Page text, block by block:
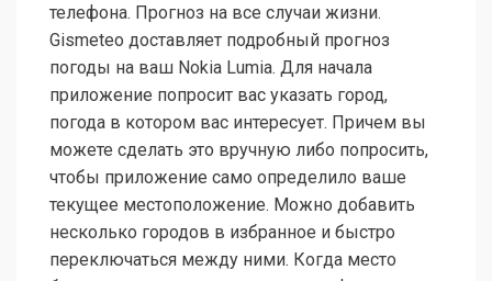
телефона. Прогноз на все случаи жизни.
Gismeteo доставляет подробный прогноз
погоды на ваш Nokia Lumia. Для начала
приложение попросит вас указать город,
погода в котором вас интересует. Причем вы
можете сделать это вручную либо попросить,
чтобы приложение само определило ваше
текущее местоположение. Можно добавить
несколько городов в избранное и быстро
переключаться между ними. Когда место